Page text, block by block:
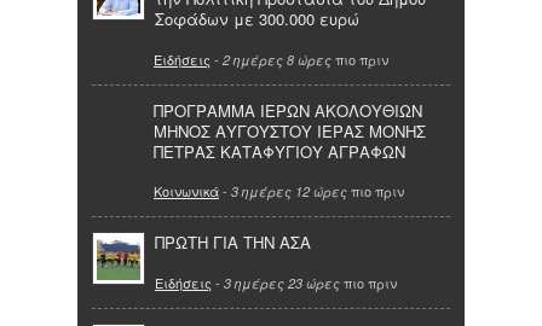
Σοφάδων με 300.000 ευρώ
Ειδήσεις - 2 ημέρες 8 ώρες πιο πριν
ΠΡΟΓΡΑΜΜΑ ΙΕΡΩΝ ΑΚΟΛΟΥΘΙΩΝ
ΜΗΝΟΣ ΑΥΓΟΥΣΤΟΥ ΙΕΡΑΣ ΜΟΝΗΣ
ΠΕΤΡΑΣ ΚΑΤΑΦΥΓΙΟΥ ΑΓΡΑΦΩΝ
Κοινωνικά- 3 ημέρες 12 ώρες πιο πριν
ΠΡΩΤΗ ΓΙΑ ΤΗΝ ΑΣΑ
Ειδήσεις - 3 ημέρες 23 ώρες πιο πριν